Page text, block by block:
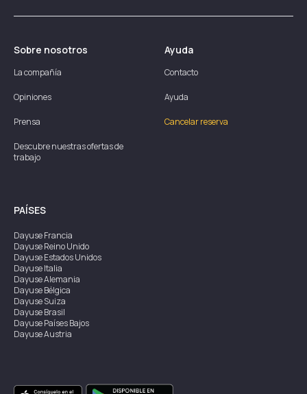
Sobre nosotros
La compañía
Opiniones
Prensa
Descubre nuestras ofertas de
trabajo
Ayuda
Contacto
Ayuda
Cancelar reserva
PAÍSES
DayuseFrancia
DayuseReino Unido
DayuseEstados Unidos
DayuseItalia
DayuseAlemania
DayuseBélgica
DayuseSuiza
DayuseBrasil
DayusePaíses Bajos
DayuseAustria
DayuseSingapur